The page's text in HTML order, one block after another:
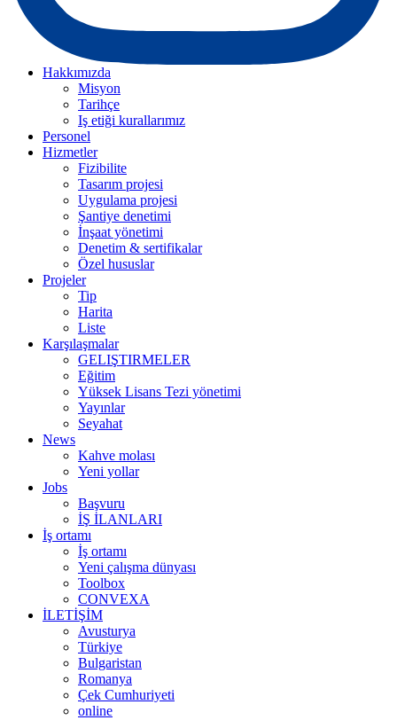
Hakkımızda
Misyon
Tarihçe
Iş etiği kurallarımız
Personel
Hizmetler
Fizibilite
Tasarım projesi
Uygulama projesi
Şantiye denetimi
İnşaat yönetimi
Denetim & sertifikalar
Özel hususlar
Projeler
Tip
Harita
Liste
Karşılaşmalar
GELIŞTIRMELER
Eğitim
Yüksek Lisans Tezi yönetimi
Yayınlar
Seyahat
News
Kahve molası
Yeni yollar
Jobs
Başvuru
İŞ İLANLARI
İş ortamı
İş ortamı
Yeni çalışma dünyası
Toolbox
CONVEXA
İLETİŞİM
Avusturya
Türkiye
Bulgaristan
Romanya
Çek Cumhuriyeti
online